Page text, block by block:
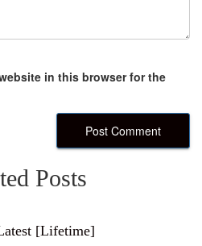
in this browser for the
Posts
[Lifetime]